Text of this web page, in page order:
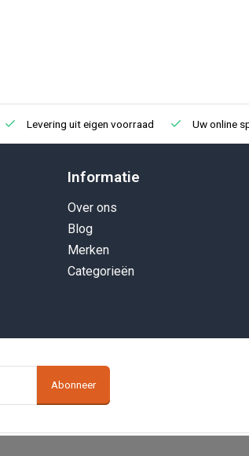
Levering uit eigen voorraad Uw online
Informatie
Over ons
Blog
Merken
Categorieën
Abonneer